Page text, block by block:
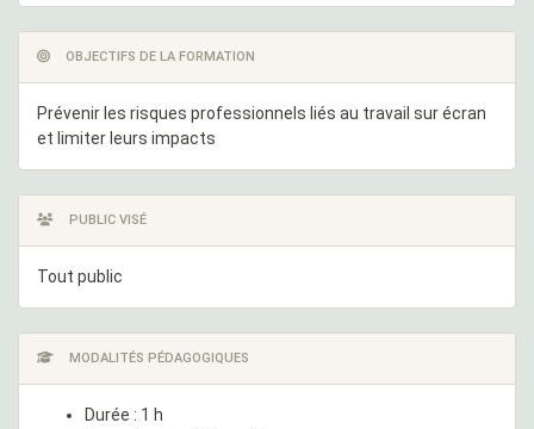
OBJECTIFS DE LA FORMATION
Prévenir les risques professionnels liés au travail sur écran
et limiter leurs impacts
PUBLIC VISÉ
Tout public
MODALITÉS PÉDAGOGIQUES
Durée : 1 h